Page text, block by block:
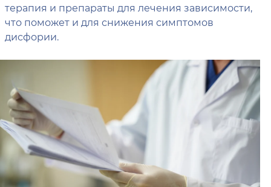
терапия и препараты для лечения зависимости,
что поможет и для снижения симптомов
дисфории.